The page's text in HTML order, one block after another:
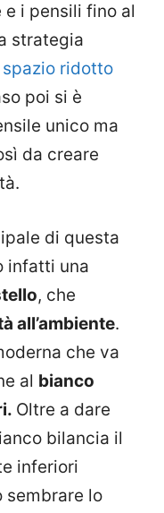
e i pensili fino al
strategia
spazio ridotto
poi si è
unico ma
da creare
di questa
infatti una
, che
all’ambiente.
che va
al bianco
. Oltre a dare
bilancia il
inferiori
sembrare lo